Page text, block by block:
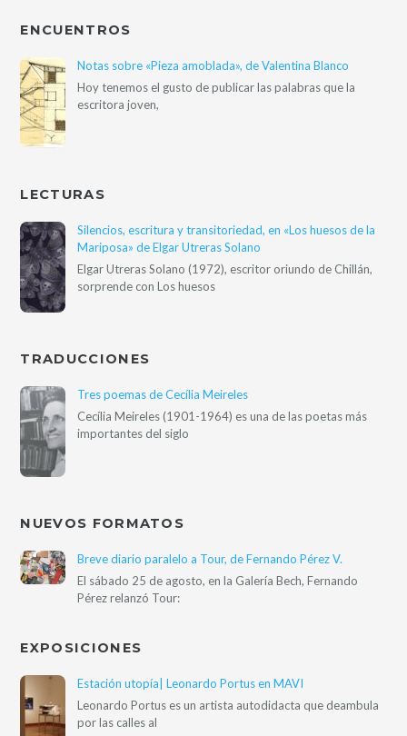
ENCUENTROS
Notas sobre «Pieza amoblada», de Valentina Blanco
Hoy tenemos el gusto de publicar las palabras que la
escritora joven,
LECTURAS
Silencios, escritura y transitoriedad, en «Los huesos de la
Mariposa» de Elgar Utreras Solano
Elgar Utreras Solano (1972), escritor oriundo de Chillán,
sorprende con Los huesos
TRADUCCIONES
Tres poemas de Cecília Meireles
Cecília Meireles (1901-1964) es una de las poetas más
importantes del siglo
NUEVOS FORMATOS
Breve diario paralelo a Tour, de Fernando Pérez V.
El sábado 25 de agosto, en la Galería Bech, Fernando
Pérez relanzó Tour:
EXPOSICIONES
Estación utopía| Leonardo Portus en MAVI
Leonardo Portus es un artista autodidacta que deambula
por las calles al